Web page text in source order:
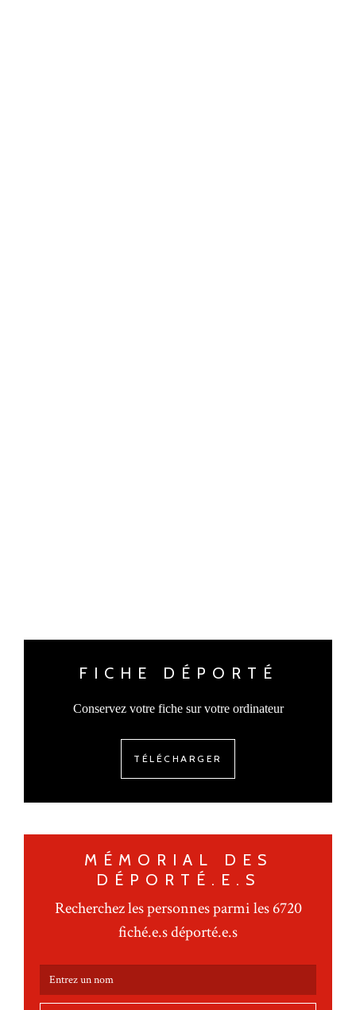
FICHE DÉPORTÉ
Conservez votre fiche sur votre ordinateur
TÉLÉCHARGER
MÉMORIAL DES
DÉPORTÉ.E.S
Recherchez les personnes parmi les 6720
fiché.e.s déporté.e.s